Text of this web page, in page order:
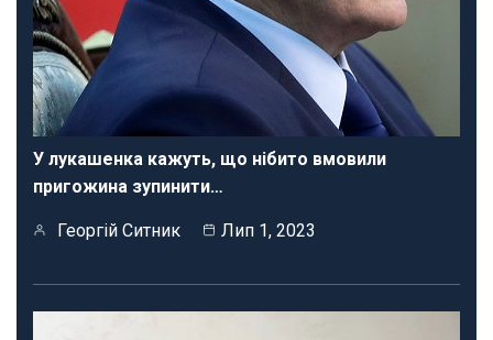
У лукашенка кажуть, що нібито вмовили
пригожина зупинити…
Георгій Ситник Лип 1, 2023